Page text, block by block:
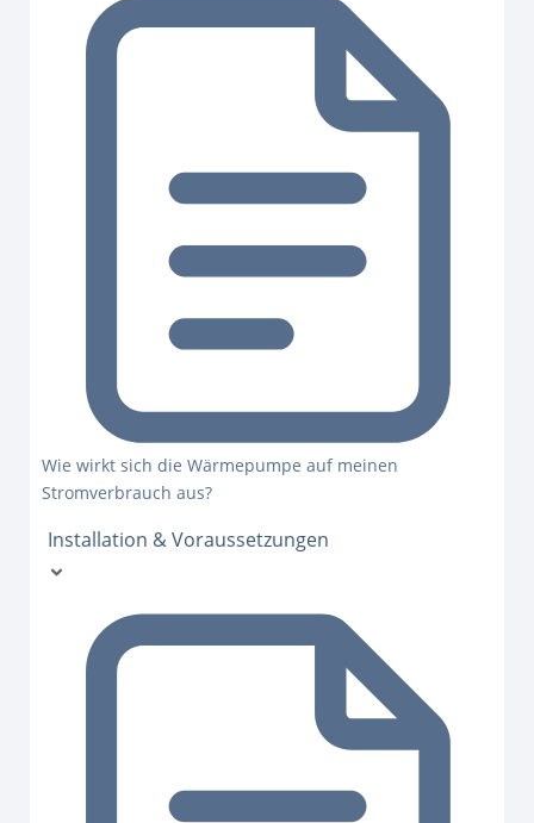
Wie wirkt sich die Wärmepumpe auf meinen
Stromverbrauch aus?
Installation & Voraussetzungen